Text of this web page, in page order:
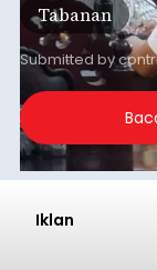
Tabanan
Submitted by
Iklan